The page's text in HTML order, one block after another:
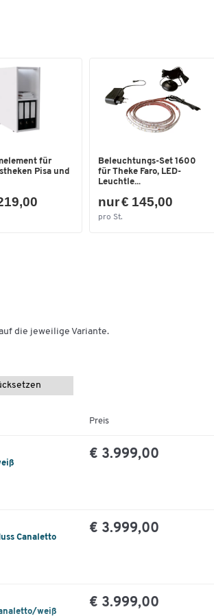
Empfangsablagen
aus 30 mm starker Spanplatte, auf Gehrung
gearbeitet
grau lackiert
auf Anfrage in jeder RAL Farbe erhältlich
Maße
Breite [mm] 4055
für
Pisa und
Beleuchtungs-Set 1600
für Theke Faro, LED-
Leuchtle...
nur € 145,00
pro St.
die jeweilige Variante.
Preis
€ 3.999,00
Canaletto
€ 3.999,00
weiß
€ 3.999,00